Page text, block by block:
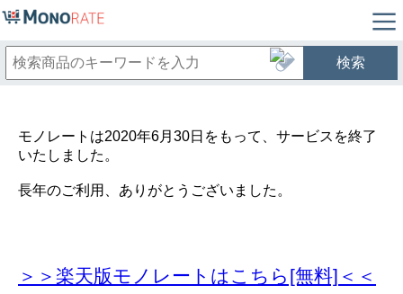
検索
モノレートは2020年6月30日をもって、サービスを終了
いたしました。
長年のご利用、ありがとうございました。
＞＞楽天版モノレートはこちら[無料]＜＜